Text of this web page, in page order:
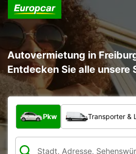
Autovermietung in
Entdecken Sie alle unsere
Welche Art von Fahrzeug?
Pkw Transporter &